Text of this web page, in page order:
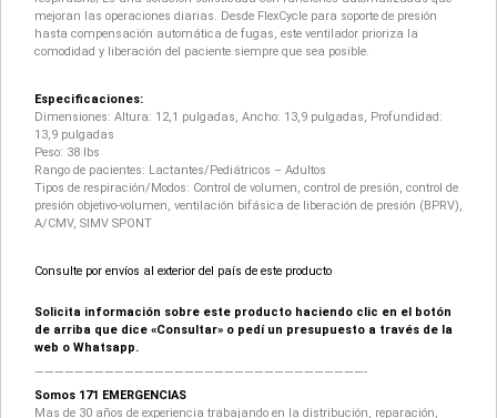
mejoran las operaciones diarias. Desde FlexCycle para soporte de presión
hasta compensación automática de fugas, este ventilador prioriza la
comodidad y liberación del paciente siempre que sea posible.
Especificaciones:
Dimensiones: Altura: 12,1 pulgadas, Ancho: 13,9 pulgadas, Profundidad:
13,9 pulgadas
Peso: 38 lbs
Rango de pacientes: Lactantes/Pediátricos – Adultos
Tipos de respiración/Modos: Control de volumen, control de presión, control de
presión objetivo-volumen, ventilación bifásica de liberación de presión (BPRV),
A/CMV, SIMV SPONT
Consulte por envíos al exterior del país de este producto
Solicita información sobre este producto haciendo clic en el botón
de arriba que dice «Consultar» o pedí un presupuesto a través de la
web o Whatsapp.
—————————————————————————————————-
Somos 171 EMERGENCIAS
Mas de 30 años de experiencia trabajando en la distribución, reparación,